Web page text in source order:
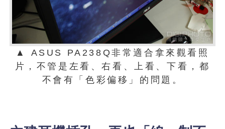
▲ ASUS PA238Q非常適合拿來觀看照
片，不管是左看、右看、上看、下看，都
不會有「色彩偏移」的問題。